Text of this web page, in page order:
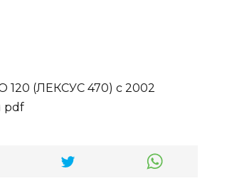
120 (ЛЕКСУС 470) с 2002
pdf